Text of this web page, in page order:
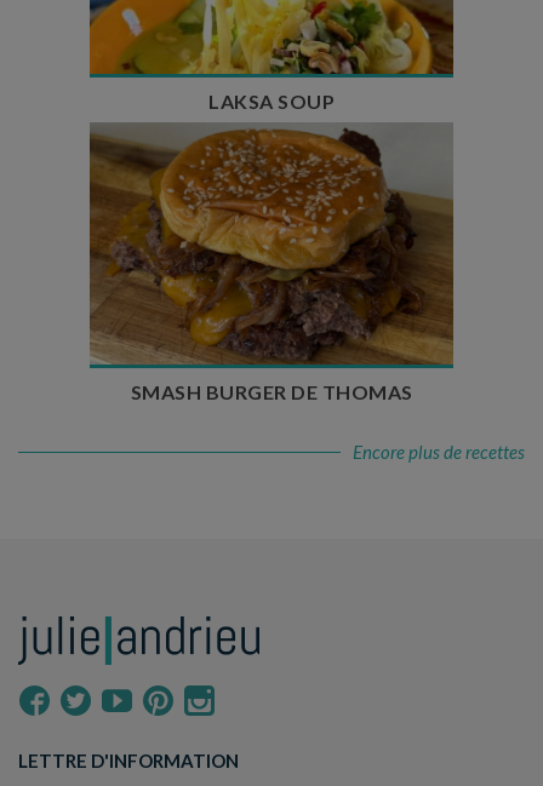
Nombre de couverts : 4
LAKSA SOUP
Temps de préparation : 20 min
Temps de cuisson : 5 à 10 min
Nombre de couverts : 4
SMASH BURGER DE THOMAS
Encore plus de recettes
LETTRE D'INFORMATION